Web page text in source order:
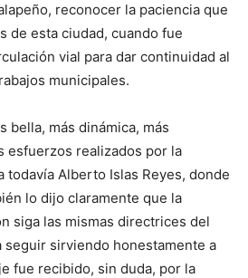
reconocer la paciencia que
de esta ciudad, cuando fue
vial para dar continuidad al
municipales.
bella, más dinámica, más
esfuerzos realizados por la
todavía Alberto Islas Reyes, donde
lo dijo claramente que la
siga las mismas directrices del
seguir sirviendo honestamente a
fue recibido, sin duda, por la